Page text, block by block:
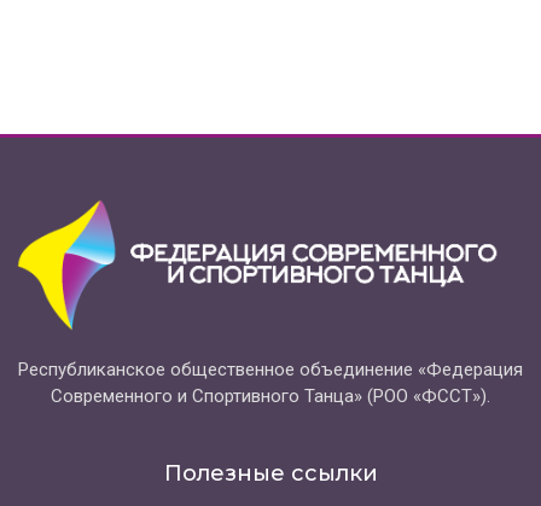
Республиканское общественное объединение «Федерация
Современного и Спортивного Танца» (РОО «ФССТ»).
Полезные ссылки